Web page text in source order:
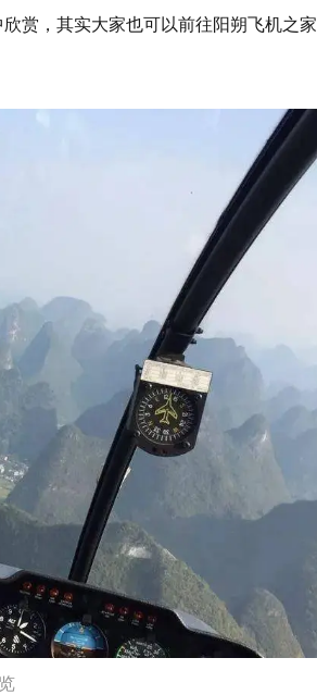
赏，其实大家也可以前往阳朔飞机之家